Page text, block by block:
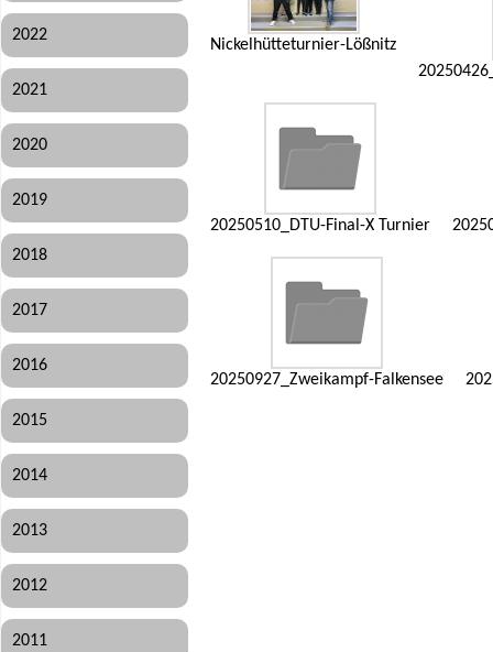
2022
2021
2020
2019
2018
2017
2016
2015
2014
2013
2012
2011
Nickelhütteturnier-Lößnitz
20250510_DTU-Final-X Turnier
20250927_Zweikampf-Falkensee